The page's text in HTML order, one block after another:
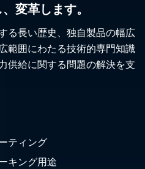
変革します。
る長い歴史、独自製品の幅広
範囲にわたる技術的専門知識
供給に関する問題の解決を支
ティング
キング用途